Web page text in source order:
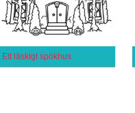
Ett läskigt spökhus